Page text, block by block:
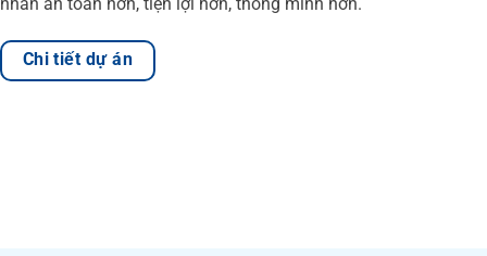
Chi tiết dự án